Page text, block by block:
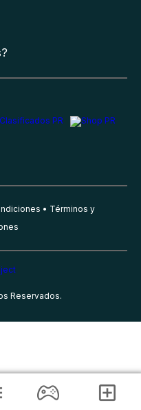
Términos y
Reservados.